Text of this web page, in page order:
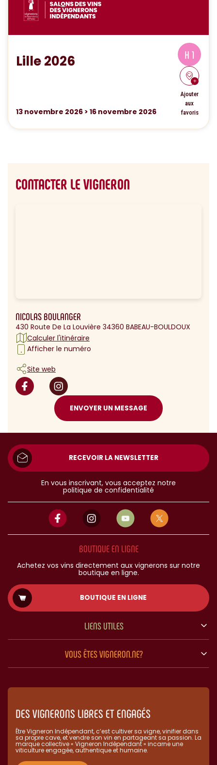
Lille 2026
13 novembre 2026 > 16 novembre 2026
H 1
Ajouter
aux
favoris
CONTACTER LE VIGNERON
NICOLAS BOULANGER
430 Route De La Louvière 34360 BABEAU-BOULDOUX
Calculer l'itinéraire
Afficher le numéro
Site web
ENVOYER UN MESSAGE
RECEVOIR LA NEWSLETTER
En vous inscrivant, vous acceptez notre
politique de confidentialité
BOUTIQUE EN LIGNE
Achetez vos vins directement aux vignerons sur notre
boutique en ligne.
BOUTIQUE EN LIGNE
LIENS UTILES
VOUS ÊTES VIGNERON.NE?
DES VIGNERONS LIBRES ET ENGAGÉS
Être Vigneron Indépendant, c’est cultiver sa vigne, vinifier dans
sa propre cave, et vendre son vin en partageant sa passion. La
marque collective « Vigneron Indépendant » incarne une
viticulture engagée, authentique et humaine.​